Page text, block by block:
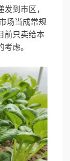
到市区，
场当成常规
前只卖给本
虑。